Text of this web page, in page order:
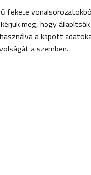
fekete
meg, hogy
a kapott
a szemben.